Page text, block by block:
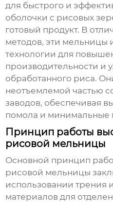
для быстрого и
оболочки с рисовых
готовый продукт. В
методов, эти мельницы
технологии для
производительности и
обработанного риса.
неотъемлемой частью
заводов, обеспечивая
помола и минимальные
Принцип работы
рисовой мельницы
Основной принцип
рисовой мельницы
использовании трения
материалов для